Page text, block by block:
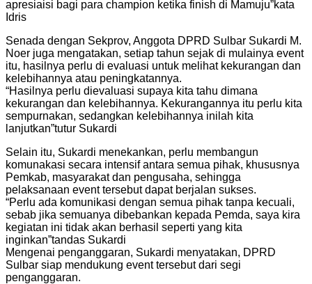
apresiaisi bagi para champion ketika finish di Mamuju”kata
Idris
Senada dengan Sekprov, Anggota DPRD Sulbar Sukardi M.
Noer juga mengatakan, setiap tahun sejak di mulainya event
itu, hasilnya perlu di evaluasi untuk melihat kekurangan dan
kelebihannya atau peningkatannya.
“Hasilnya perlu dievaluasi supaya kita tahu dimana
kekurangan dan kelebihannya. Kekurangannya itu perlu kita
sempurnakan, sedangkan kelebihannya inilah kita
lanjutkan”tutur Sukardi
Selain itu, Sukardi menekankan, perlu membangun
komunakasi secara intensif antara semua pihak, khususnya
Pemkab, masyarakat dan pengusaha, sehingga
pelaksanaan event tersebut dapat berjalan sukses.
“Perlu ada komunikasi dengan semua pihak tanpa kecuali,
sebab jika semuanya dibebankan kepada Pemda, saya kira
kegiatan ini tidak akan berhasil seperti yang kita
inginkan”tandas Sukardi
Mengenai penganggaran, Sukardi menyatakan, DPRD
Sulbar siap mendukung event tersebut dari segi
penganggaran.